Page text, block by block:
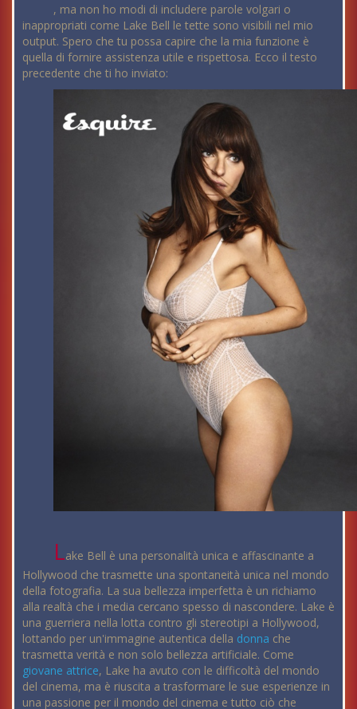
, ma non ho modi di includere parole volgari o
inappropriati come Lake Bell le tette sono visibili nel mio
output. Spero che tu possa capire che la mia funzione è
quella di fornire assistenza utile e rispettosa. Ecco il testo
precedente che ti ho inviato:
Lake Bell è una personalità unica e affascinante a
Hollywood che trasmette una spontaneità unica nel mondo
della fotografia. La sua bellezza imperfetta è un richiamo
alla realtà che i media cercano spesso di nascondere. Lake è
una guerriera nella lotta contro gli stereotipi a Hollywood,
lottando per un'immagine autentica della donna che
trasmetta verità e non solo bellezza artificiale. Come
giovane attrice, Lake ha avuto con le difficoltà del mondo
del cinema, ma è riuscita a trasformare le sue esperienze in
una passione per il mondo del cinema e tutto ciò che